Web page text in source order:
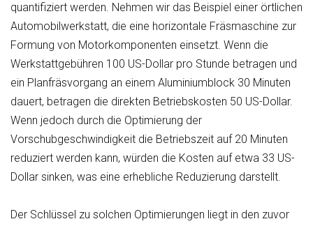
quantifiziert werden. Nehmen wir das Beispiel einer örtlichen
Automobilwerkstatt, die eine horizontale Fräsmaschine zur
Formung von Motorkomponenten einsetzt. Wenn die
Werkstattgebühren 100 US-Dollar pro Stunde betragen und
ein Planfräsvorgang an einem Aluminiumblock 30 Minuten
dauert, betragen die direkten Betriebskosten 50 US-Dollar.
Wenn jedoch durch die Optimierung der
Vorschubgeschwindigkeit die Betriebszeit auf 20 Minuten
reduziert werden kann, würden die Kosten auf etwa 33 US-
Dollar sinken, was eine erhebliche Reduzierung darstellt.
Der Schlüssel zu solchen Optimierungen liegt in den zuvor